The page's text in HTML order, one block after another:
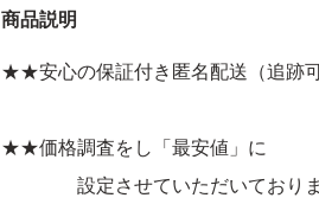
商品説明
★★安心の保証付き匿名配送（追跡
★★価格調査をし「最安値」に
設定させていただいており